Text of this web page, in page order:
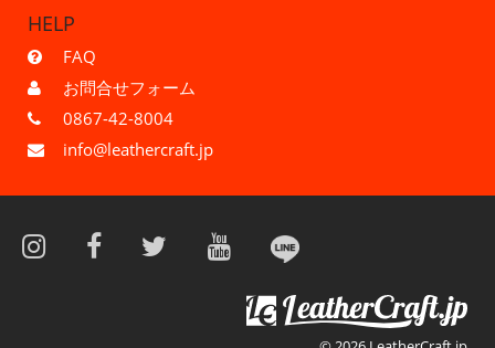
HELP
FAQ
お問合せフォーム
0867-42-8004
info@leathercraft.jp